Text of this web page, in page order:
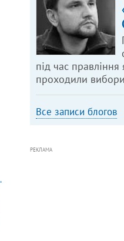
під час
проходили
Все записи блогов
РЕКЛАМА